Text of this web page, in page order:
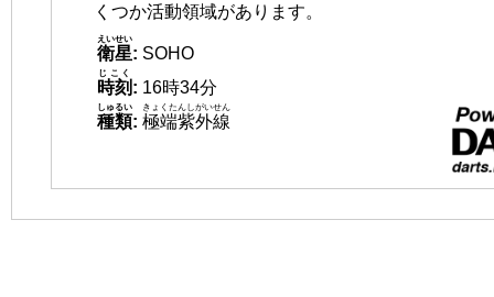
くつか活動領域があります。
衛星
えいせい
: SOHO
時刻
じこく
: 16時34分
種類
しゅるい
: 極端紫外線
きょくたんしがいせん